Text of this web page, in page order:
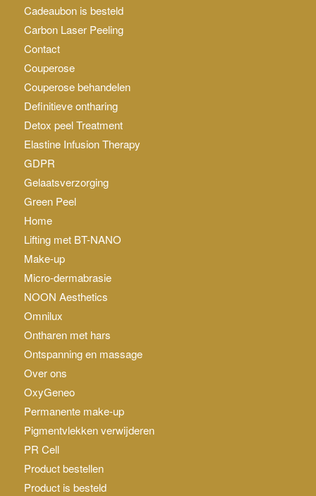
Cadeaubon is besteld
Carbon Laser Peeling
Contact
Couperose
Couperose behandelen
Definitieve ontharing
Detox peel Treatment
Elastine Infusion Therapy
GDPR
Gelaatsverzorging
Green Peel
Home
Lifting met BT-NANO
Make-up
Micro-dermabrasie
NOON Aesthetics
Omnilux
Ontharen met hars
Ontspanning en massage
Over ons
OxyGeneo
Permanente make-up
Pigmentvlekken verwijderen
PR Cell
Product bestellen
Product is besteld